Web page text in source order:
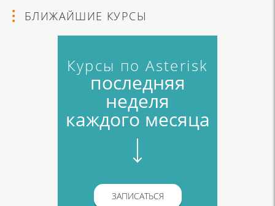
БЛИЖАЙШИЕ КУРСЫ
Курсы по Asterisk
последняя
неделя
каждого месяца
ЗАПИСАТЬСЯ